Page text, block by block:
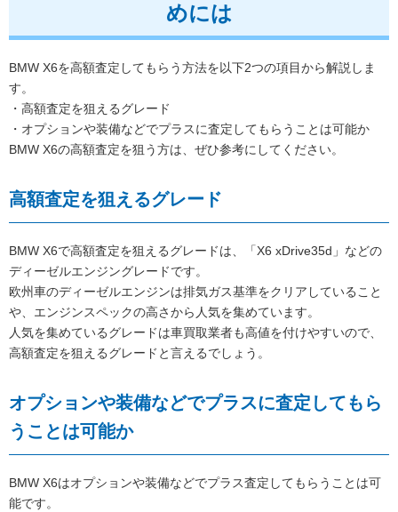
めには
BMW X6を高額査定してもらう方法を以下2つの項目から解説しま
す。
・高額査定を狙えるグレード
・オプションや装備などでプラスに査定してもらうことは可能か
BMW X6の高額査定を狙う方は、ぜひ参考にしてください。
高額査定を狙えるグレード
BMW X6で高額査定を狙えるグレードは、「X6 xDrive35d」などの
ディーゼルエンジングレードです。
欧州車のディーゼルエンジンは排気ガス基準をクリアしていること
や、エンジンスペックの高さから人気を集めています。
人気を集めているグレードは車買取業者も高値を付けやすいので、
高額査定を狙えるグレードと言えるでしょう。
オプションや装備などでプラスに査定してもら
うことは可能か
BMW X6はオプションや装備などでプラス査定してもらうことは可
能です。